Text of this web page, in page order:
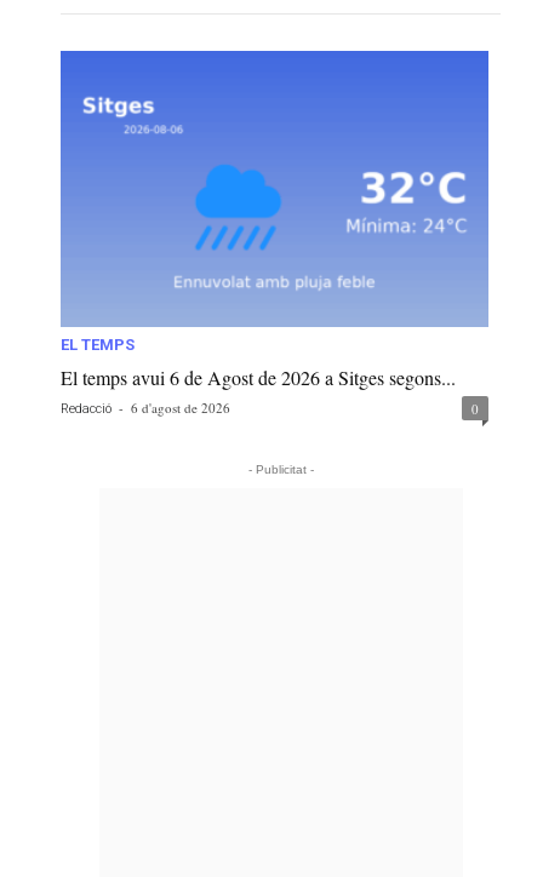
EL TEMPS
El temps avui 6 de Agost de 2026 a Sitges segons...
Redacció - 6 d'agost de 2026 0
- Publicitat -